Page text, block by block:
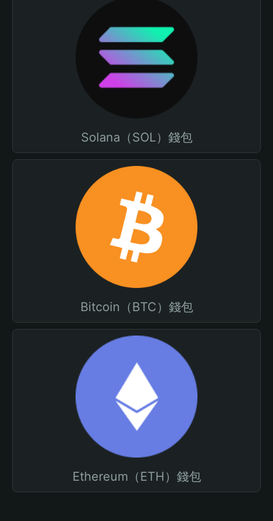
Solana（SOL）錢包
Bitcoin（BTC）錢包
Ethereum（ETH）錢包